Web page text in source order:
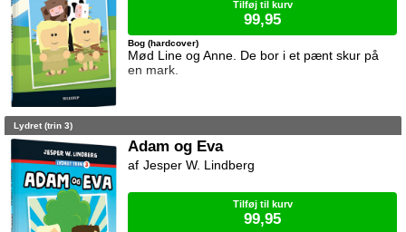
Mød Line og Anne. De bor i et pænt skur på
en mark.
Bog (hardcover)
Tilføj til kurv
99,95
Lydret (trin 3)
Adam og Eva
Jesper W. Lindberg
Tilføj til kurv
99,95